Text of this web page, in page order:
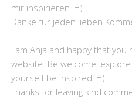
mir inspirieren. =)
Danke für jeden lieben
I am Anja and happy that you
website. Be welcome,
yourself be inspired. =)
Thanks for leaving kind